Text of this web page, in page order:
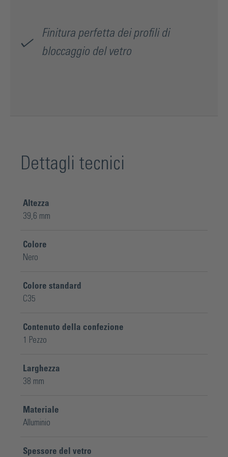
Finitura perfetta dei profili di
bloccaggio del vetro
Dettagli tecnici
Altezza
39,6 mm
Colore
Nero
Colore standard
C35
Contenuto della confezione
1 Pezzo
Larghezza
38 mm
Materiale
Alluminio
Spessore del vetro